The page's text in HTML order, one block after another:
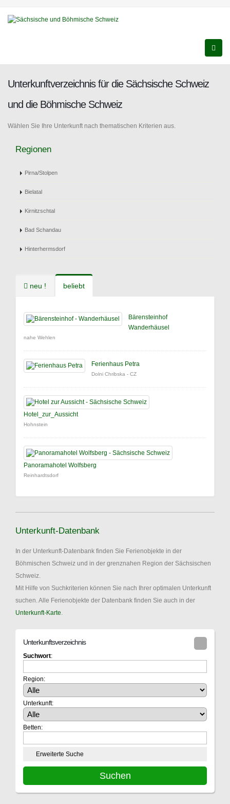
Unterkunftverzeichnis für die Sächsische Schweiz
und die Böhmische Schweiz
Wählen Sie Ihre Unterkunft nach thematischen Kriterien aus.
Regionen
Pirna/Stolpen
Bielatal
Kirnitzschtal
Bad Schandau
Hinterhermsdorf
neu ! beliebt
Bärensteinhof
Wanderhäusel
nahe Wehlen
Ferienhaus Petra
Dolni Chribska - CZ
Hotel_zur_Aussicht
Hohnstein
Panoramahotel Wolfsberg
Reinhardtsdorf
Unterkunft-Datenbank
In der Unterkunft-Datenbank finden Sie Ferienobjekte in der
Böhmischen Schweiz und in der grenznahen Region der Sächsischen
Schweiz.
Mit Hilfe von Suchkriterien können Sie nach Ihrer optimalen Unterkunft
suchen. Alle Ferienobjekte der Datenbank finden Sie auch in der
Unterkunft-Karte
Unterkunftsverzeichnis
Suchwort:
Region:
Unterkunft:
Betten:
Erweiterte Suche